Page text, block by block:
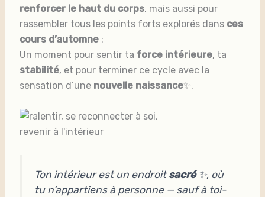
renforcer le haut du corps, mais aussi pour
rassembler tous les points forts explorés dans ces
cours d’automne:
Un moment pour sentir ta force intérieure, ta
stabilité, et pour terminer ce cycle avec la
sensation d’une nouvelle naissance✨.
Ton intérieur est un endroitsacré ✨, où
tu n’appartiens à personne — sauf à toi-